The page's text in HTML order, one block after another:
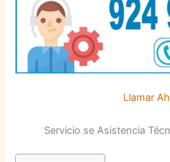
Llamar
Servicio se Asistencia